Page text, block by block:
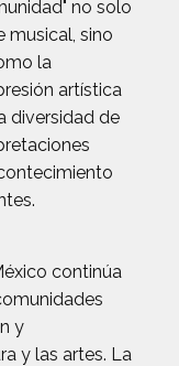
no solo
musical, sino
la
artística
diversidad de
continúa
y
y las artes. La